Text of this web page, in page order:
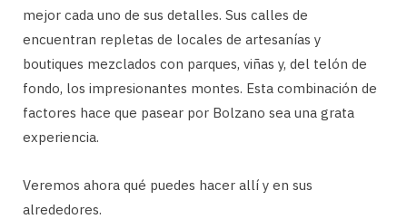
mejor cada uno de sus detalles. Sus calles de
encuentran repletas de locales de artesanías y
boutiques mezclados con parques, viñas y, del telón de
fondo, los impresionantes montes. Esta combinación de
factores hace que pasear por Bolzano sea una grata
experiencia.
Veremos ahora qué puedes hacer allí y en sus
alrededores.